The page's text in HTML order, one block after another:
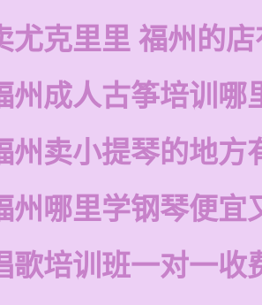
尤克里里 福州的
州成人古筝培训哪
州卖小提琴的地方
州哪里学钢琴便宜
歌培训班一对一收